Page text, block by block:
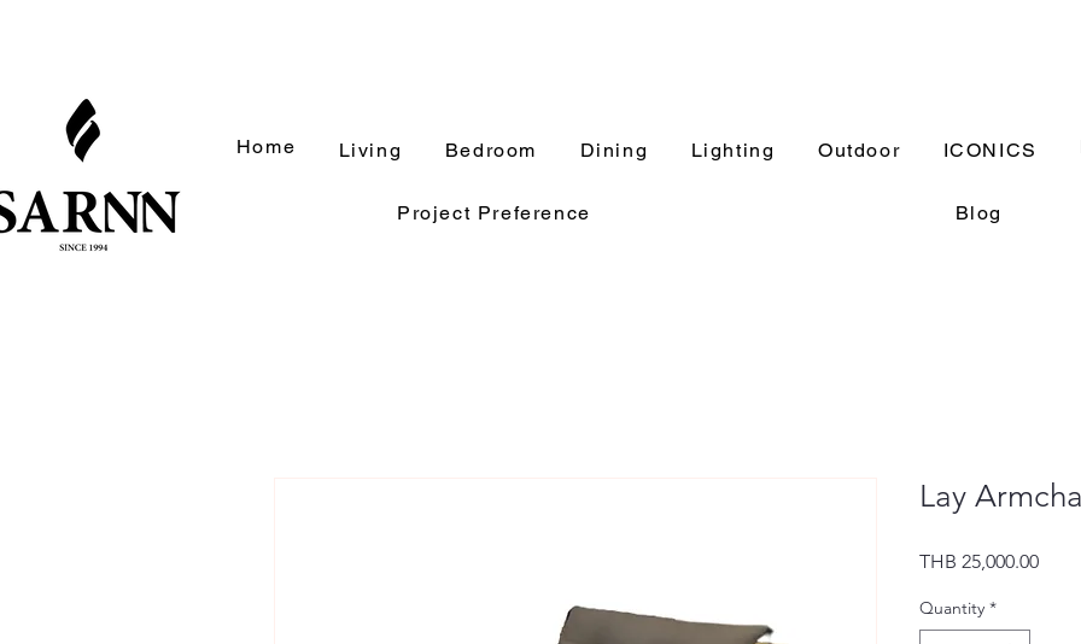
Home Living Bedroom Dining Lighting Outdoor ICONICS
Project Preference Blog
Lay
THB 25,000.00Price
Quantity *